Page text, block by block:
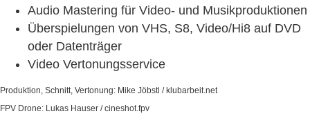
Audio Mastering für Video- und Musikproduktionen
Überspielungen von VHS, S8, Video/Hi8 auf DVD
oder Datenträger
Video Vertonungsservice
Produktion, Schnitt, Vertonung: Mike Jöbstl / klubarbeit.net
FPV Drone: Lukas Hauser / cineshot.fpv